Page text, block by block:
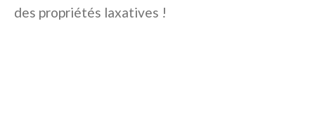
des propriétés laxatives !